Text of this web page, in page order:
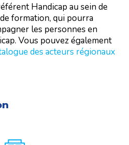
Handicap au sein de
formation, qui pourra
les personnes en
Vous pouvez également
des acteurs régionaux